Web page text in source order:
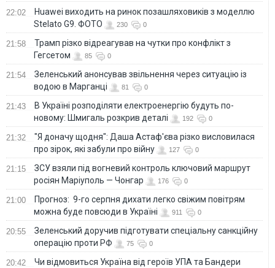
22:02
Huawei виходить на ринок позашляховиків з моделлю
Stelato G9. ФОТО
230 0
21:58
Трамп різко відреагував на чутки про конфлікт з
Гегсетом
85 0
21:54
Зеленський анонсував звільнення через ситуацію із
водою в Марганці
81 0
21:43
В Україні розподіляти електроенергію будуть по-
новому: Шмигаль розкрив деталі
192 0
21:32
"Я доначу щодня": Даша Астаф'єва різко висловилася
про зірок, які забули про війну
127 0
21:15
ЗСУ взяли під вогневий контроль ключовий маршрут
росіян Маріуполь — Чонгар
176 0
21:00
Прогноз: 9-го серпня дихати легко свіжим повітрям
можна буде повсюди в Україні
911 0
20:55
Зеленський доручив підготувати спеціальну санкційну
операцію проти РФ
75 0
20:42
Чи відмовиться Україна від героїв УПА та Бандери